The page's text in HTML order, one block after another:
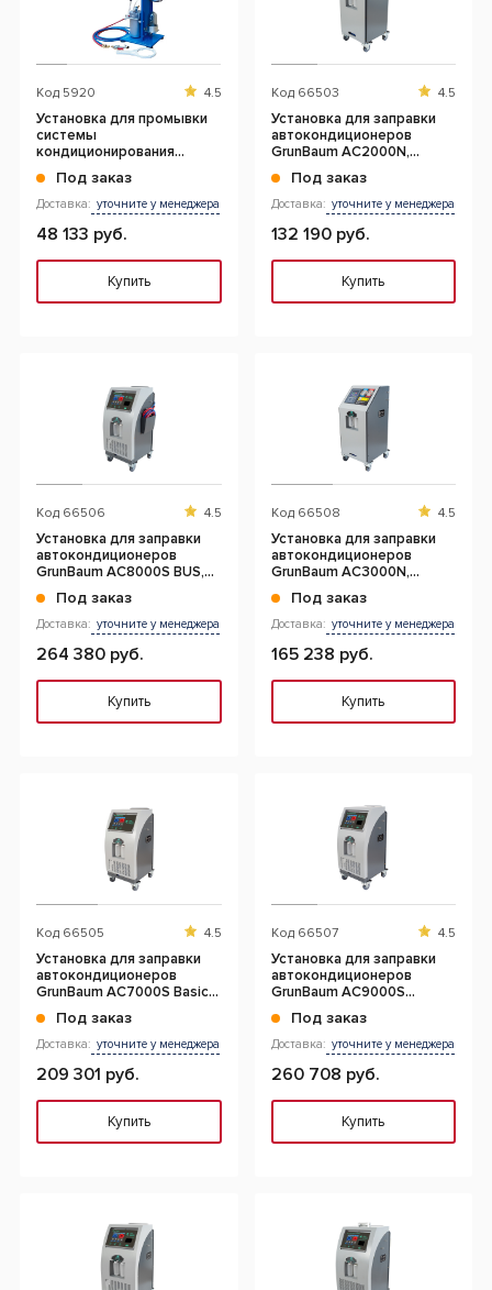
Код 5920 4.5
Установка для промывки
системы
кондиционирования
Под заказ
Доставка: уточните у менеджера
48 133 руб.
Купить
Код 66503 4.5
Установка для заправки
автокондиционеров
GrunBaum AC2000N,
Под заказ
Доставка: уточните у менеджера
132 190 руб.
Купить
Код 66506 4.5
Установка для заправки
автокондиционеров
GrunBaum AC8000S BUS,
шланг 5м.
Под заказ
Доставка: уточните у менеджера
264 380 руб.
Купить
Код 66508 4.5
Установка для заправки
автокондиционеров
GrunBaum AC3000N,
Под заказ
Доставка: уточните у менеджера
165 238 руб.
Купить
Код 66505 4.5
Установка для заправки
автокондиционеров
GrunBaum AC7000S Basic,
Под заказ
Доставка: уточните у менеджера
209 301 руб.
Купить
Код 66507 4.5
Установка для заправки
автокондиционеров
GrunBaum AC9000S
Под заказ
Доставка: уточните у менеджера
260 708 руб.
Купить